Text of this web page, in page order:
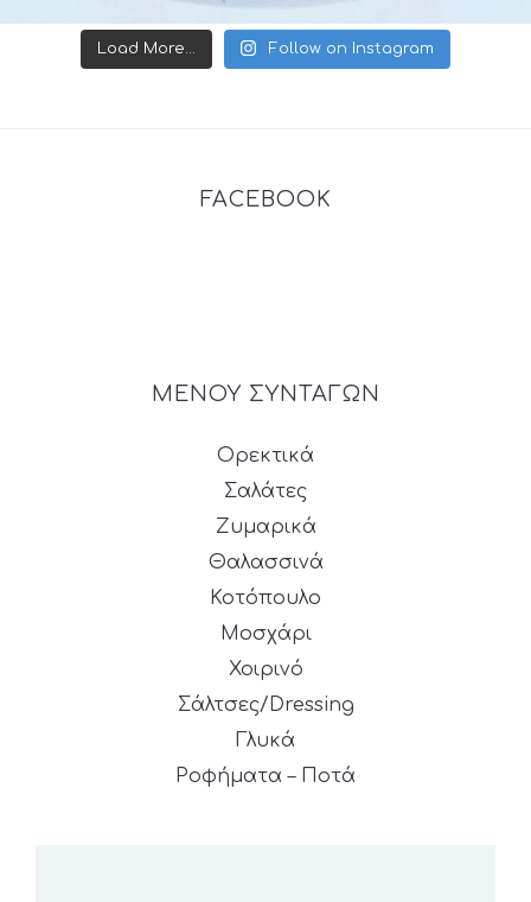
Load More... Follow on Instagram
FACEBOOK
ΜΕΝΟΥ ΣΥΝΤΑΓΩΝ
Ορεκτικά
Σαλάτες
Ζυμαρικά
Θαλασσινά
Κοτόπουλο
Μοσχάρι
Χοιρινό
Σάλτσες/Dressing
Γλυκά
Ροφήματα – Ποτά